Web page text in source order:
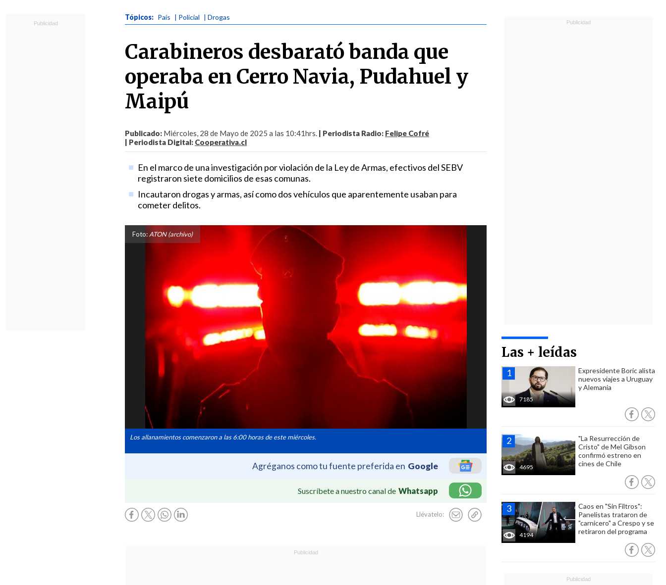
Tópicos: País | Policial | Drogas
Carabineros desbarató banda que
operaba en Cerro Navia, Pudahuel y
Maipú
Publicado: Miércoles, 28 de Mayo de 2025 a las 10:41hrs. | Periodista Radio: Felipe Cofré
| Periodista Digital: Cooperativa.cl
En el marco de una investigación por violación de la Ley de Armas, efectivos del SEBV
registraron siete domicilios de esas comunas.
Incautaron drogas y armas, así como dos vehículos que aparentemente usaban para
cometer delitos.
Foto: ATON (archivo)
Los allanamientos comenzaron a las 6:00 horas de este miércoles.
Agréganos como tu fuente preferida en Google
Suscríbete a nuestro canal de Whatsapp
Llévatelo:
Las + leídas
7185
Expresidente Boric alista
nuevos viajes a Uruguay
y Alemania
4695
"La Resurrección de
Cristo" de Mel Gibson
confirmó estreno en
cines de Chile
4194
Caos en "Sin Filtros":
Panelistas trataron de
"carnicero" a Crespo y se
retiraron del programa